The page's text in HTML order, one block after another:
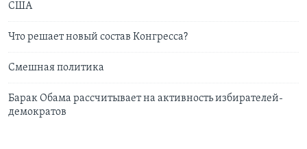
США
Что решает новый состав Конгресса?
Смешная политика
Барак Обама рассчитывает на активность избирателей-
демократов